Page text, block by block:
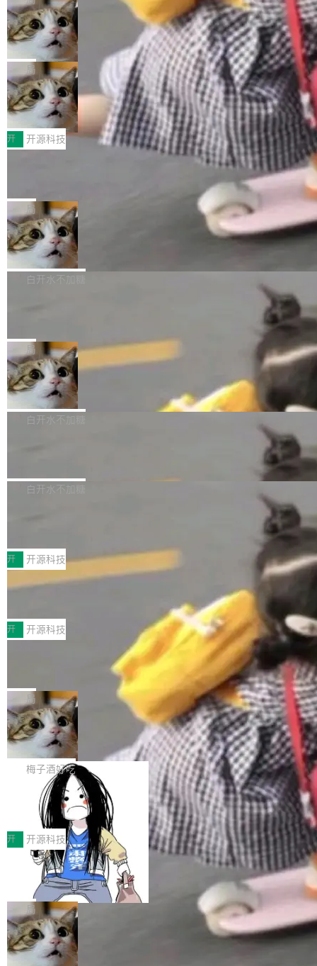
现实 过去两年，CIO们的焦虑清单上多了两项：
一是如何让大模型和智能体应用安全地从PoC走
向生产，二是如何让测试团队跟得上AI应用...
设置，如果用布尔值 + 可空字段来表示——bool
ean 表示是否可切换，nullable 的默认模式、浅
色方案、深色方案——会产生大量无意义的组
合。方案缺了、配置冲突了、全 null 了。要知道
哪些组合有效，作者说，你得靠"文档、校验、或
者部落知识"。 换个写法。Rust 的 enum，两个
变体：Switchable...
个"AI 知识库 + 聊天机器人"——每个大厂都在
做，没什么新鲜的。 但 Kenton Varda 在 Twitte
r 上把事情说清楚了： 今天我们发布了 Cloudfla
re OS，一个带连接器的聊天机器人，跟其他所
有科技公司做的一样。只不过，实际上它不一
样。这是 Sandstorm.io 的重制版，我十年前的
那个创业公司。不同的是，这次它构建在 Cloudf
lare Workers 上——我花了九年时间搭建的平台
——并且深度集成了 AI。这基本上是我十年秘密
Deno 团队开源 Celld，可自托管的分
布式 Durable Objects
Ryan Dahl 领导的 Deno 团队推出了最新开源项
目 Celld，一个能在自己机器上运行 Cloudflare
Workers 和 Durable Objects 的守护进程。 设
计思路很直接：每个对象是一个独立的 SQLite
数据库，按名称寻址，复制到你自己的 S3 兼容
存储库里。节点之间只通过这个存储库协调——
没有控制平面，没有共识协议。每个对象自带一
个小型数据库，应用天然按分片构建，单个数据
库的竞争和爆炸半径问题在设计层面就被消除
了。 闲置的 cell 会休眠到几乎不占资源。当 cel
l 迁移或唤醒时，新宿主从 S3 恢复 SQLite 数据
库继续执行。存储库是持久化的唯一真相...
局
鲁大师7月新机性能/流畅/AI榜：vivo夺
性能、流畅双第一，三星Galaxy Z系列
新折叠缺席
2026年7月的手机市场，由于存储等硬件成本暴
增，手机厂商的日子也不好过啊，新机速度明显
放缓，因此硝烟味淡了许多。新机参数规格除开
高价的三星折叠（三星Galaxy Z Fold8 Ultra / Z
Fold8 / Z Flip8）外，其余要么是中低端机器，
例如iQOO Z11i、REDMI Note 17、REDMI No
te 17 Pro、OPPO K15，要么是vivo X300 E这
样的次旗舰。 Galaxy Z Fold8 Ultra / Z Fold8 /
Z Flip8三款折叠屏新机均在7月22日发布，且全
部搭载骁龙8 Elite Gen5 for Galaxy，它们本该
开 开源科技
Zed 编辑器团队发布了新项目——DeltaDB，一
个在 git commit 之间记录每一次编辑操作的版
本控制系统。目前处于 Early Access 阶段。 De
ltaDB 的核心思路直接写在 landing page 最显
眼的位置：「Software is made between com
mits」——软件是在 commit 之间写出来的。git
是把这段空隙补上。 回退到任何一次编辑：Delt
aDB 捕获 commit 之间的每一次操作，...
局
SpaceXAI 单季资本开支达 183 亿美元
根据风险投资人Tomer Tunguz 博客（VC 分
析）披露的最新分析与第二季度业绩报告，Spac
微软同期总资本开支的四成。 与亚马逊、Alpha
bet、微软以及 Meta 等传统科技巨头相比，Spa
ceXAI的资金消耗速度尤为引人瞩目。然而，支
撑庞大支出的资金来源却呈现出截然不同的面
貌。数据显示，微软和 Meta 主要依托充沛的经
白开水不加糖
一个在终端里运行的编程 agent；Muse Spark
1.2，驱动这个 agent 的新模型。一句话概括：
你可以用 curl -fsSL https://dev.meta.ai/install.
sh | bash 安装一个能在大项目里自动规划、写
代码、验证结果的 AI 终端工具。 据介绍，Muse
个主 agent 循环，外加一组后台 agent。这些后
局
美团开源 LoHoSearch，用知识图谱校
准 AI 能力认知
机器出题的前提，是让机器拥有全局视野。整个
构建流程可以分为四个环节：建图 → 控制难度
白开水不加糖
库，并将作为transport接入Mooncake TENT。
MPComm将作为一种传输引擎接入Mooncake T
ENT，实现零拷贝传输性能提升30%、非零拷贝
传输性能最高提升5倍。UCL-MPComm底层基
于自研UCL-Engine通信引擎，后续腾讯网平将
持续开源更多基于UCL-Engine的高性能通信组
件。 腾讯网平团队在UCL-MPComm中实现了一
个独立于业务线程的全局通信引擎（Engine），
白开水不加糖
型案例入选名单》，深信服“面向企业研发场景的
开源 AI 编程平台 CoStrict 应用”凭借卓越的技术
创新与落地成效成功入选。 全链路私有化部署，
助力企业AI研发安全落地 当前，越来越多企业已
经开始引入 AI Coding 工具，通过调用公有云模
型或企业内部部署模型提升研发效率。但随着 AI
Coding 从个人辅助工具逐步走向团队级、组织
级应用，企业在规模化落地过程中，对安全性、
可控性和代码质量提出了更高要求。 首先是数据
安全与合规要求。对于大多数普通研发场景，公
有云模型能够满足快速试用和效率提升的需求。
但对于金融、能源、医疗等对数据安全要求较...
开 开源科技
深信服AI算力网关入选工信部人工智能
前不久，工业和信息化部正式发布《2025年人工
智能应用典型案例名单》，集中展示人工智能在
各领域的应用成果，覆盖技术底座、行业赋能、
产品应用、支撑保障、专题等五大方向。深信服
AI算力网关（AI创新平台）成功入选！ 随着各行
各业的Agent走向规模化建设，算力构成形态逐
渐丰富，用户关注的重点也在发生变化：不只是
让AI用起来，还要进一步看清混合算力时代下，
Token花在哪里、算力是否被充分利用，以及持
续增长的AI成本该如何优化。 深信服AI算力网关
正是围绕这些实际问题，从Token治理和成本治
理两个方面，让用户的每一份算力都看得清、管
得住、用得稳、省得下、更安全！ 一、从现在开
始，Token使用一目...
开 开源科技
Jeff Dean 离开 Google：一个时代的结
束，一个实验室的开始
Google 员工编号 20。MapReduce 作者之一。
Bigtable 作者之一。TensorFlow 的作者之一。
Gemini 的架构师。Google 首席科学家。 Jeff D
ean 在 Google 工作了 27 年后，宣布离职。 他
不是一个人走。一同离开的还有 Sanjay Ghema
wat（Google 员工编号 23，Jeff Dean 二十多
年的编程搭档，MapReduce 和 Bigtable 的共同
作者）、Quoc Le（Google 大脑核心成员，Se
q2Seq 和 DocAI 的共同发明人）以及 Oriol Vin
yals（Gemini 联合负责人，AlphaSta...
局
🔥 SolonCode v2026.8.4 发布：界面
字体可调、22 种语言、记忆搜索增强
打开终端就能上岗的全中文编码智能体，这一轮
把「看得清、用母语、记得住」三件事一次补
齐。 SolonCode 是什么 SolonCode 是杭州无
耳科技研发的企业级终端编码智能体——一位全
中文驱动的数字员工，自主理解需求、规划步
骤、编写代码。不挑模型、不挑平台，curl 一行
装完即用。 开源地址：Gitee · GitCode · GitHu
b 安装 支持 Java 8+（8~26）、macOS / Linu
x / Windows / Harmony PC。 # macOS / Linu
x / Harmony PC curl -fsSL https://solon.noea
r.org/solon...
梅子酒好吃
让“代码语义理解”深度释放AI Coding
价值潜能：华为云码道（CodeArts）
代码仓技术解析
一、代码仓深度理解技术的作用与价值 在软件工
程实践中，代码仓是企业核心知识资产的主要载
体。企业级代码仓库通常包含数十万乃至数百万
个文件，其规模远超单次模型调用可承载的上下
文窗口。随着项目规模的持续扩张与代码历史的
不断累积，代码仓中的模块关系、接口契约、业
务逻辑等关键信息往往分散于数十乃至数百个文
件之中，形成高度复杂的知识关联网络。传统的
代码检索手段（如关键词匹配、目录遍历）仅能
开 开源科技
一条“删库”命令跑 17 小时，算法工程
师删光 89TB 数据只为干私活
最高人民检察院8月4日公布了一起案件：北京一
名90后算法工程师王某，为了给自己接的私活腾
服务器空间，删光了公司AI游戏部门的全部核心
数据。 王某2024年1月入职东城区某科技公司AI
短剧部门，有互联网大厂背景。在公司内部架构
局
Cloudflare 分享推理优化实践：KV ca
che 量化 + 权重压缩，吞吐量提升 4
Kimi 和 GLM 是当前最强的大模型系列之一，但